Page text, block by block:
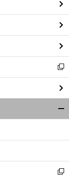
ィ
ン
ド
ウ
で
開
く
新
し
い
ウ
ィ
ン
ウ
開
く
新